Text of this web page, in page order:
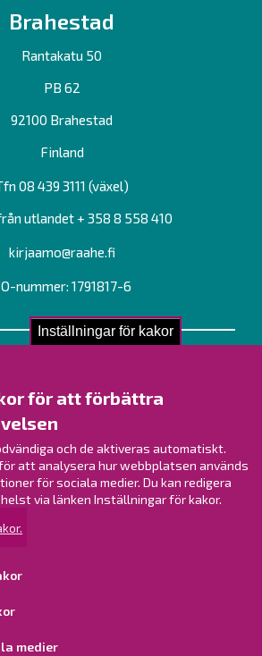
Inställningar för kakor
för att förbättra
och de aktiveras automatiskt.
att analysera hur webbplatsen används
för sociala medier. Du kan redigera
via länken Inställningar för kakor.
medier
Brahestad
Rantakatu 50
PB 62
92100 Brahestad
Finland
08 439 3111 (växel)
utlandet + 358 8 558 410
kirjaamo@raahe.fi
nummer: 1791817-6
Kontakt
Verksamhetsställen
till personalen
Guidekarta
på Facebook
på LinkedIn